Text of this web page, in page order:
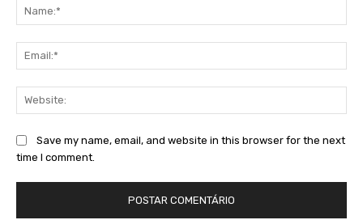
Save my name, email, and website in this browser for the next
time I comment.